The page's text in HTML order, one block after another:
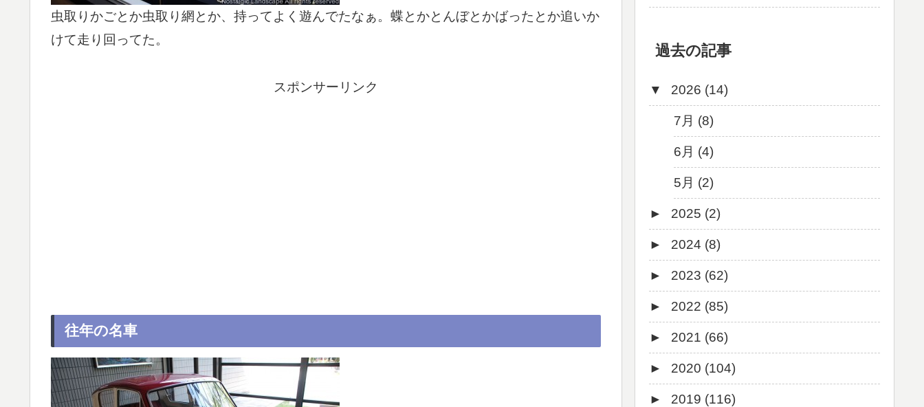
虫取りかごとか虫取り網とか、持ってよく遊んでたなぁ。蝶とかとんぼとかばったとか追いか
けて走り回ってた。
スポンサーリンク
往年の名車
過去の記事
▼ 2026 (14)
7月 (8)
6月 (4)
5月 (2)
► 2025 (2)
12月 (1)
6月 (1)
► 2024 (8)
8月 (1)
7月 (1)
5月 (2)
4月 (3)
3月 (1)
► 2023 (62)
9月 (1)
8月 (1)
7月 (8)
6月 (5)
► 2022 (85)
12月 (3)
10月 (1)
9月 (4)
► 2021 (66)
12月 (4)
11月 (8)
► 2020 (104)
12月 (7)
► 2019 (116)